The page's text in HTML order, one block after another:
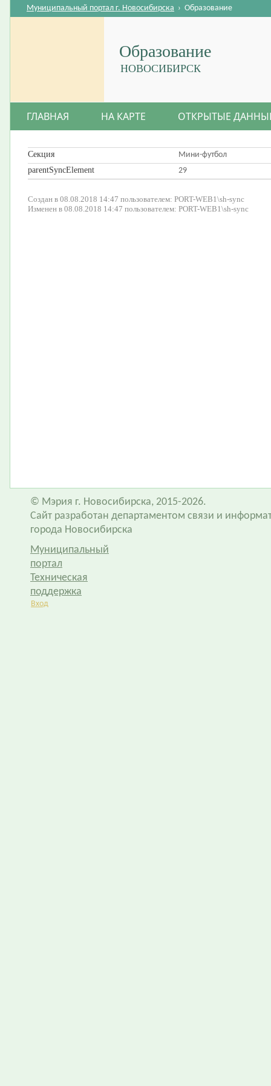
Образование
НОВОСИБИРСК
Муниципальный портал г. Новосибирска › Образование
ГЛАВНАЯ НА КАРТЕ ОТКРЫТЫЕ
Секция
Мини-футбол
parentSyncElement
29
Создан в 08.08.2018 14:47 пользователем: PORT-WEB1\sh-sync
Изменен в 08.08.2018 14:47 пользователем: PORT-WEB1\sh-sync
© Мэрия г. Новосибирска, 2015-2026.
Сайт разработан департаментом связи и
города Новосибирска
Муниципальный
портал
Техническая
поддержка
Вход